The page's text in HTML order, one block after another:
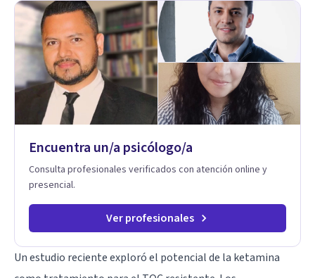
crea un espacio de verbalización libre y sin filtros. A través de
esta conversación abierta y del trabajo analítico conjunto, se
exploran las vivencias que aún condicionan el presente, se les
otorga un nuevo sentido y se transforma su impacto
emocional. De esta forma, los pacientes logran mayor
claridad sobre sí mismos, reducen significativamente su
sufrimiento y alcanzan cambios profundos y duraderos en su
vida y relaciones personales.
Encuentra un/a psicólogo/a
Consulta profesionales verificados con atención online y
presencial.
Ver profesionales
Un estudio reciente exploró el potencial de la ketamina